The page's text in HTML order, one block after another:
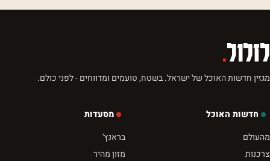
לזלול.
מגזין חדשות האוכל של ישראל. בשטח, טועמים ומדווחים - לפני כולם.
חדשות האוכל
מהעולם
צרכנות
מסעדות
בראנץ'
מזון מהיר